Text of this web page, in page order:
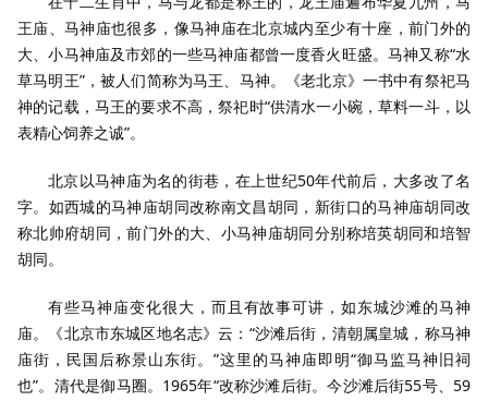
王庙、马神庙也很多，像马神庙在北京城内至少有十座，前门外的
大、小马神庙及市郊的一些马神庙都曾一度香火旺盛。马神又称“水
草马明王”，被人们简称为马王、马神。《老北京》一书中有祭祀马
神的记载，马王的要求不高，祭祀时“供清水一小碗，草料一斗，以
表精心饲养之诚”。
北京以马神庙为名的街巷，在上世纪50年代前后，大多改了名
字。如西城的马神庙胡同改称南文昌胡同，新街口的马神庙胡同改
称北帅府胡同，前门外的大、小马神庙胡同分别称培英胡同和培智
胡同。
有些马神庙变化很大，而且有故事可讲，如东城沙滩的马神
庙。《北京市东城区地名志》云：“沙滩后街，清朝属皇城，称马神
庙街，民国后称景山东街。”这里的马神庙即明“御马监马神旧祠
也”。清代是御马圈。1965年“改称沙滩后街。今沙滩后街55号、59